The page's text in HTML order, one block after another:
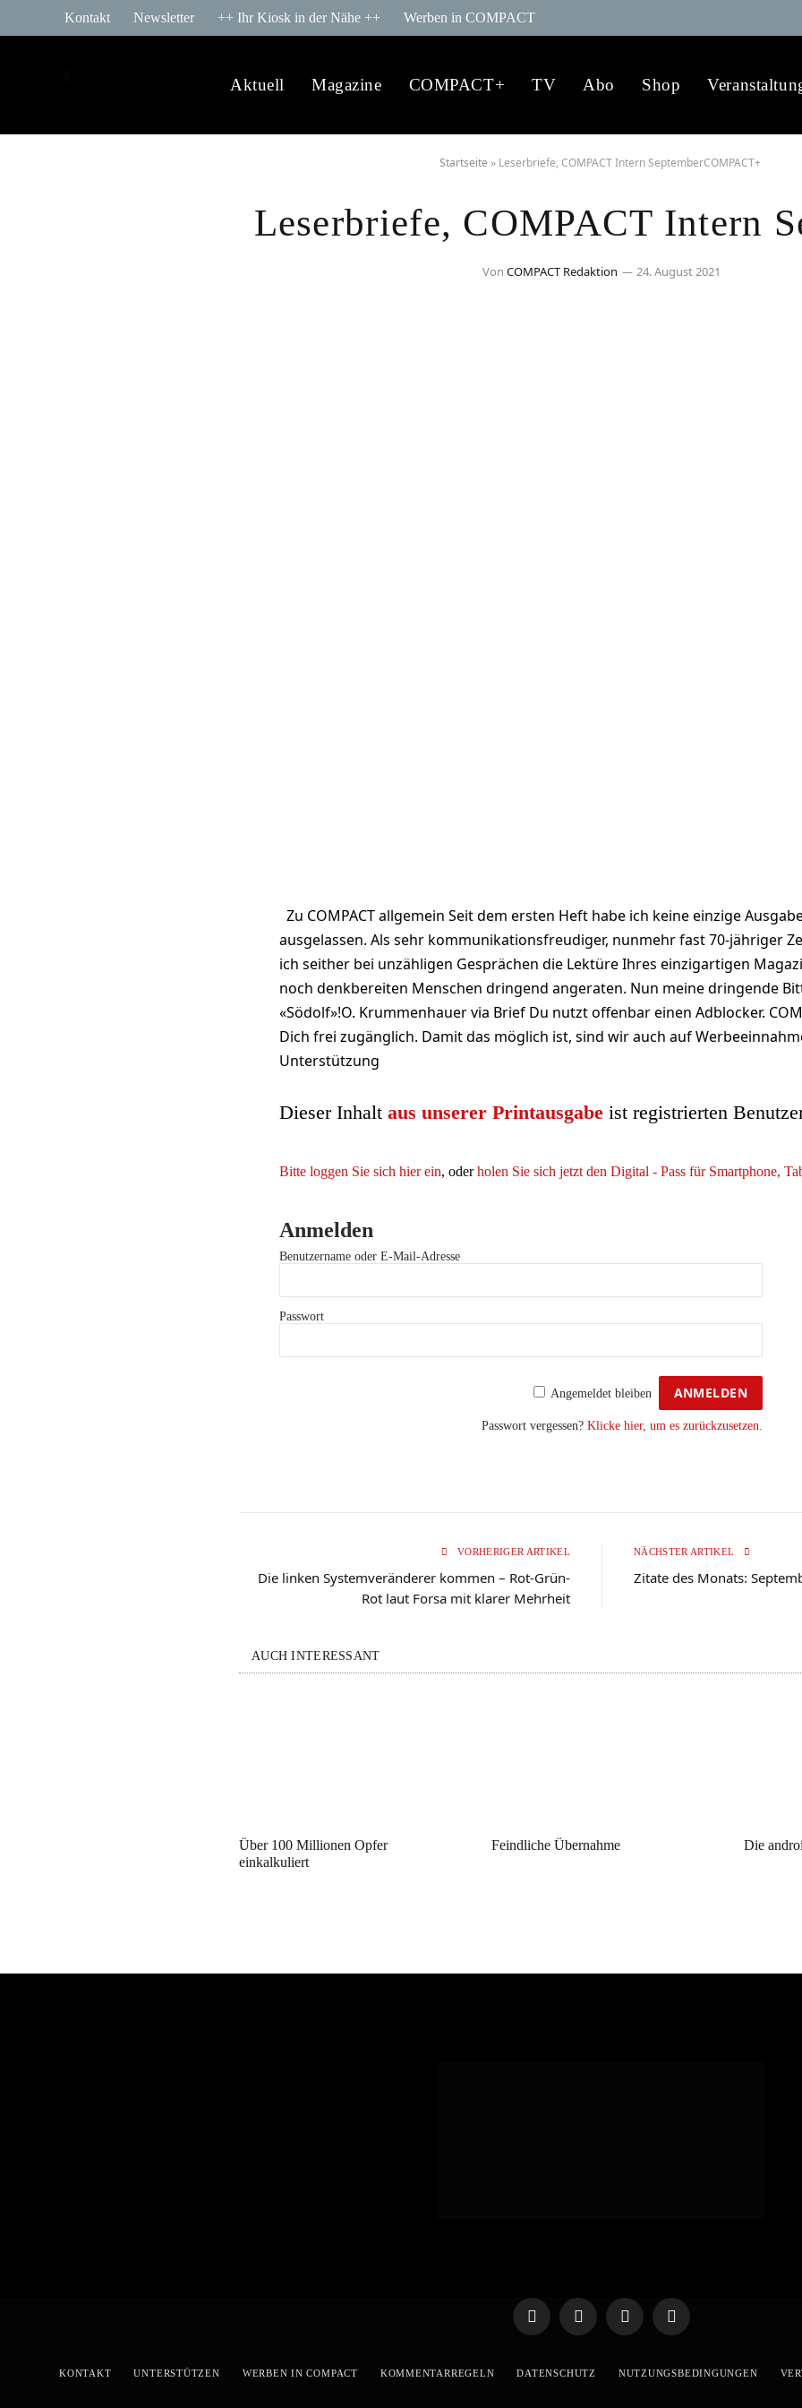
Kontakt Newsletter ++ Ihr Kiosk in der Nähe ++ Werben in COMPACT
Aktuell Magazine COMPACT+ TV Abo Shop
Startseite » Leserbriefe, COMPACT Intern SeptemberCOMPACT+
Leserbriefe, COMPACT Intern
Von COMPACT Redaktion 24. August 2021
Zu COMPACT allgemein Seit dem ersten Heft habe ich keine einzige
ausgelassen. Als sehr kommunikationsfreudiger, nunmehr fast 70-jähriger
ich seither bei unzähligen Gesprächen die Lektüre Ihres einzigartigen
noch denkbereiten Menschen dringend angeraten. Nun meine dringende
«Södolf»!O. Krummenhauer via Brief Du nutzt offenbar einen Adblocker.
Dich frei zugänglich. Damit das möglich ist, sind wir auch auf
Unterstützung
Dieser Inhalt aus unserer Printausgabe ist registrierten
Bitte loggen Sie sich hier ein, oderholen Sie sich jetzt den Digital - Pass für Smartphone,
Anmelden
Benutzername oder E-Mail-Adresse
Passwort
Angemeldet bleiben
Passwort vergessen? Klicke hier, um es zurückzusetzen.
VORHERIGER ARTIKEL
Die linken Systemveränderer kommen – Rot-Grün-
Rot laut Forsa mit klarer Mehrheit
NÄCHSTER ARTIKEL
Zitate des Monats:
AUCH INTERESSANT
Über 100 Millionen Opfer
einkalkuliert
Feindliche Übernahme Die
TelegramWhatsApp
X
YouTube
KONTAKT UNTERSTÜTZEN WERBEN IN COMPACT KOMMENTARREGELN DATENSCHUTZ NUTZUNGSBEDINGUNGEN